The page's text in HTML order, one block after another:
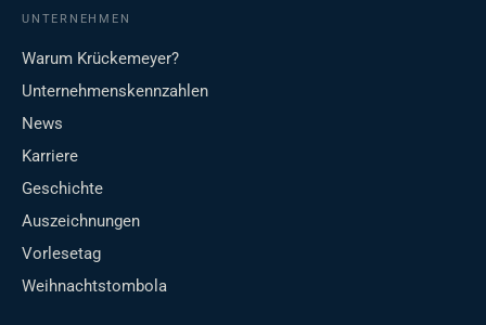
UNTERNEHMEN
Warum Krückemeyer?
Unternehmenskennzahlen
News
Karriere
Geschichte
Auszeichnungen
Vorlesetag
Weihnachtstombola